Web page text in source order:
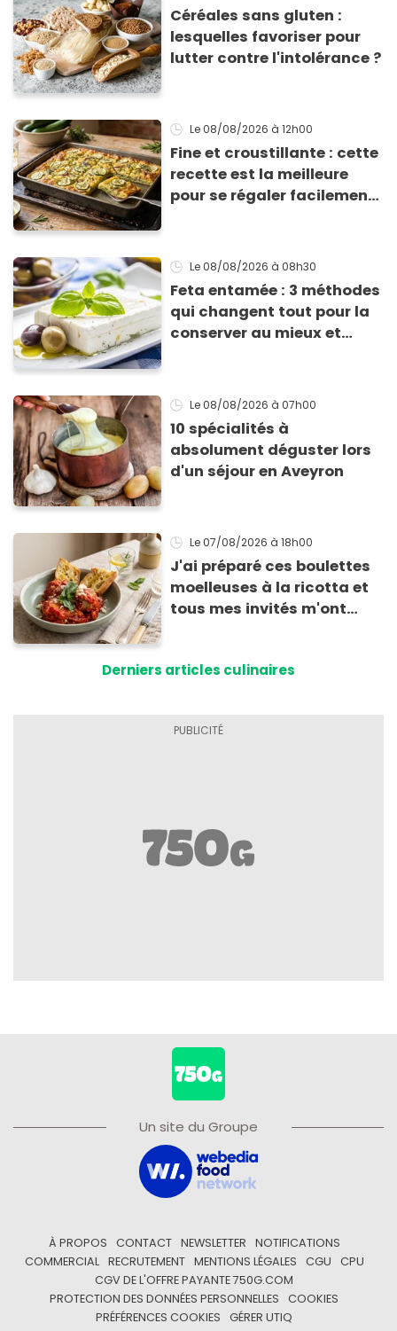
Céréales sans gluten :
lesquelles favoriser pour
lutter contre l'intolérance ?
Le 08/08/2026 à 12h00
Fine et croustillante : cette
recette est la meilleure
pour se régaler facilement
Le 08/08/2026 à 08h30
Feta entamée : 3 méthodes
qui changent tout pour la
conserver au mieux et
Le 08/08/2026 à 07h00
10 spécialités à
absolument déguster lors
d'un séjour en Aveyron
Le 07/08/2026 à 18h00
J'ai préparé ces boulettes
moelleuses à la ricotta et
tous mes invités m'ont
Derniers articles culinaires
Un site du Groupe
À PROPOS CONTACT NEWSLETTER
NOTIFICATIONS
COMMERCIAL
RECRUTEMENT MENTIONS LÉGALES CGU
CPU
CGV DE L'OFFRE PAYANTE 750G.COM
PROTECTION DES DONNÉES PERSONNELLES
COOKIES
PRÉFÉRENCES COOKIES
GÉRER UTIQ